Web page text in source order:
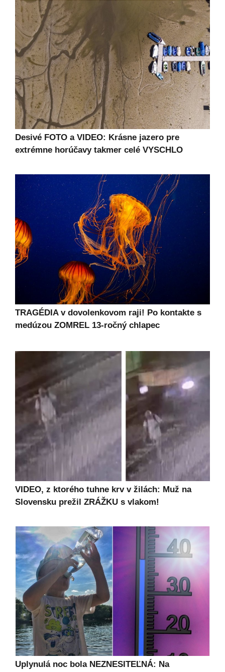
Desivé FOTO a VIDEO: Krásne jazero pre
extrémne horúčavy takmer celé VYSCHLO
TRAGÉDIA v dovolenkovom raji! Po kontakte s
medúzou ZOMREL 13-ročný chlapec
VIDEO, z ktorého tuhne krv v žilách: Muž na
Slovensku prežil ZRÁŽKU s vlakom!
Uplynulá noc bola NEZNESITEĽNÁ: Na